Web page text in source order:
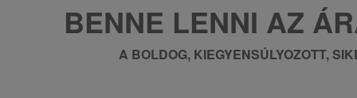
BENNE LENNI AZ
A BOLDOG, KIEGYENSÚLYOZOTT,